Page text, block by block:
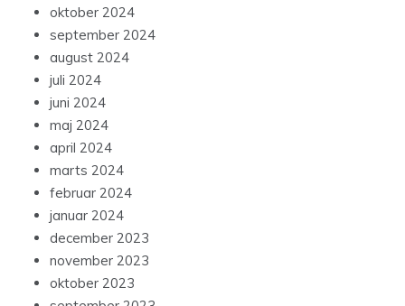
oktober 2024
september 2024
august 2024
juli 2024
juni 2024
maj 2024
april 2024
marts 2024
februar 2024
januar 2024
december 2023
november 2023
oktober 2023